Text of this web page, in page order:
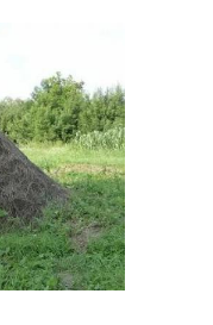
Круговой шалаш